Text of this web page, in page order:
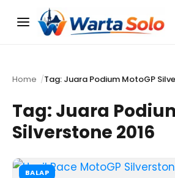
Menu
Home Tag: Juara Podium MotoGP
Tag: Juara
Silverstone 2016
BALAP